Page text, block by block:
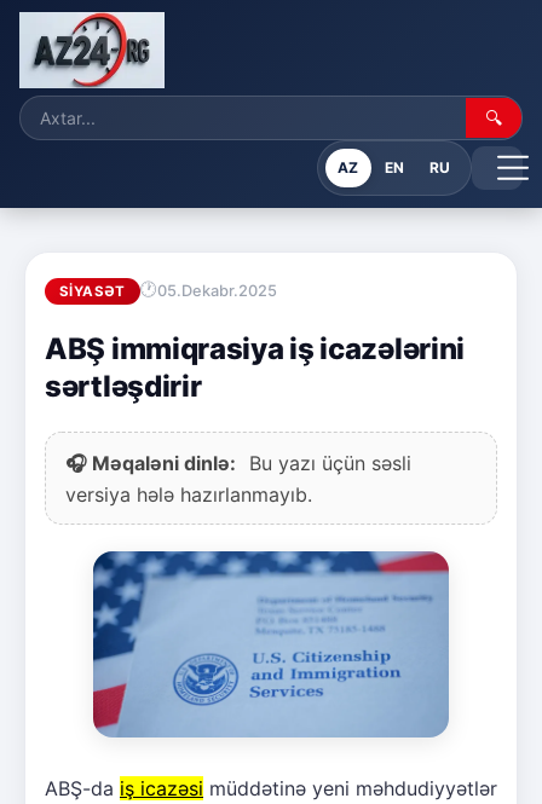
🔍
AZ EN RU
SIYASƏT 05.Dekabr.2025
ABŞ immiqrasiya iş icazələrini
sərtləşdirir
🎧 Məqaləni dinlə:
Bu yazı üçün səsli
versiya hələ hazırlanmayıb.
ABŞ-da iş icazəsi müddətinə yeni məhdudiyyətlər